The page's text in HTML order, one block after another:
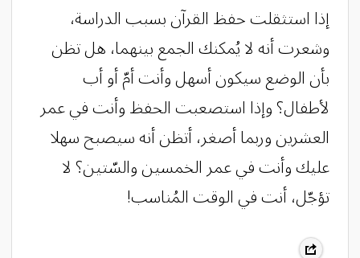
‏إذا استثقلت حفظ القرآن بسبب الدراسة،
وشعرت أنه لا يُمكنك الجمع بينهما، هل تظن
بأن الوضع سيكون أسهل وأنت أمّ أو أب
لأطفال؟ ‏وإذا استصعبت الحفظ وأنت في عمر
العشرين وربما أصغر، أتظن أنه سيصبح سهلا
عليك وأنت في عمر الخمسين والسّتين؟ ‏لا
تؤجّل، ‏أنت في الوقت المُناسب!